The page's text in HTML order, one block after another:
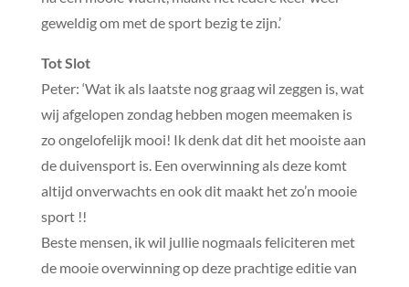
geweldig om met de sport bezig te zijn.’
Tot Slot
Peter: ‘Wat ik als laatste nog graag wil zeggen is, wat
wij afgelopen zondag hebben mogen meemaken is
zo ongelofelijk mooi! Ik denk dat dit het mooiste aan
de duivensport is. Een overwinning als deze komt
altijd onverwachts en ook dit maakt het zo’n mooie
sport !!
Beste mensen, ik wil jullie nogmaals feliciteren met
de mooie overwinning op deze prachtige editie van